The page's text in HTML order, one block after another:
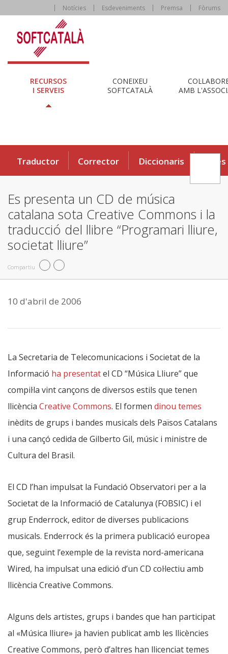
Notícies Esdeveniments Premsa Fòrums
RECURSOS
I SERVEIS
CONEIXEU
SOFTCATALÀ
AMB
Traductor Corrector Diccionaris Eines
Es presenta un CD de música
catalana sota Creative Commons i la
traducció del llibre “Programari lliure,
societat lliure”
Compartiu
10 d'abril de 2006
La Secretaria de Telecomunicacions i Societat de la
Informació ha presentatel CD “Música Lliure” que
compil·la vint cançons de diversos estils que tenen
llicència Creative Commons. El formen dinou temes
inèdits de grups i bandes musicals dels Països Catalans
i una cançó cedida de Gilberto Gil, músic i ministre de
Cultura del Brasil.
El CD l’han impulsat la Fundació Observatori per a la
Societat de la Informació de Catalunya (FOBSIC) i el
grup Enderrock, editor de diverses publicacions
musicals. Enderrock és la primera publicació europea
que, seguint l’exemple de la revista nord-americana
Wired, ha impulsat una edició d’un CD col·lectiu amb
llicència Creative Commons.
Alguns dels artistes, grups i bandes que han participat
al «Música lliure» ja havien publicat amb les llicències
Creative Commons, però d’altres han llicenciat temes